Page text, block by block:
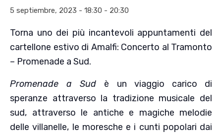
5 septiembre, 2023 - 18:30 - 20:30
Torna uno dei più incantevoli appuntamenti del
cartellone estivo di Amalfi: Concerto al Tramonto
– Promenade a Sud.
Promenade a Sud è un viaggio carico di
speranze attraverso la tradizione musicale del
sud, attraverso le antiche e magiche melodie
delle villanelle, le moresche e i cunti popolari dai